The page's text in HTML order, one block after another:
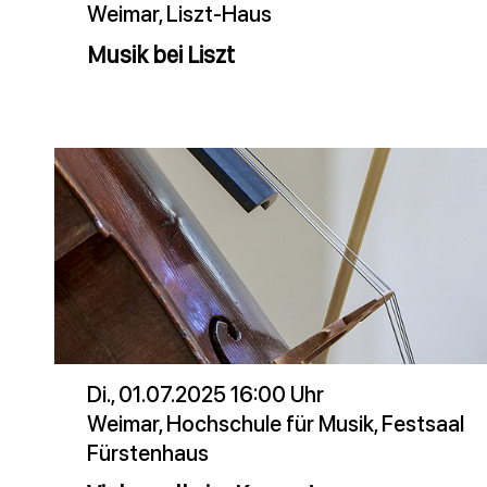
Weimar, Liszt-Haus
Musik bei Liszt
Di., 01.07.2025 16:00 Uhr
Weimar, Hochschule für Musik, Festsaal
Fürstenhaus